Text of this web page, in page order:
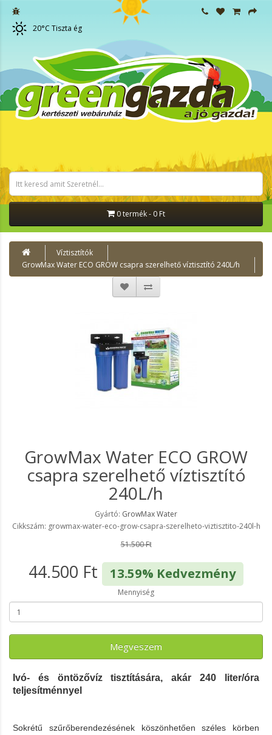
20°C Tiszta ég
0 termék - 0 Ft
Víztisztítók
GrowMax Water ECO GROW csapra szerelhető víztisztító 240L/h
GrowMax Water ECO GROW
csapra szerelhető víztisztító
240L/h
Gyártó: GrowMax Water
Cikkszám: growmax-water-eco-grow-csapra-szerelheto-viztisztito-240l-h
51.500 Ft
44.500 Ft 13.59% Kedvezmény
Mennyiség
Megveszem
Ivó- és öntözővíz tisztítására, akár 240 liter/óra
teljesítménnyel
Sokrétű szűrőberendezésének köszönhetően széles körben